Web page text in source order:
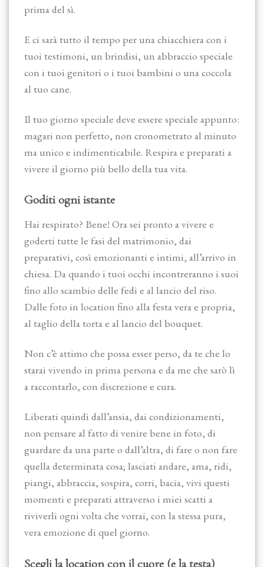
prima del sì.
E ci sarà tutto il tempo per una chiacchiera con i
tuoi testimoni, un brindisi, un abbraccio speciale
con i tuoi genitori o i tuoi bambini o una coccola
al tuo cane.
Il tuo giorno speciale deve essere speciale appunto:
magari non perfetto, non cronometrato al minuto
ma unico e indimenticabile. Respira e preparati a
vivere il giorno più bello della tua vita.
Goditi ogni istante
Hai respirato? Bene! Ora sei pronto a vivere e
goderti tutte le fasi del matrimonio, dai
preparativi, così emozionanti e intimi, all’arrivo in
chiesa. Da quando i tuoi occhi incontreranno i suoi
fino allo scambio delle fedi e al lancio del riso.
Dalle foto in location fino alla festa vera e propria,
al taglio della torta e al lancio del bouquet.
Non c’è attimo che possa esser perso, da te che lo
starai vivendo in prima persona e da me che sarò lì
a raccontarlo, con discrezione e cura.
Liberati quindi dall’ansia, dai condizionamenti,
non pensare al fatto di venire bene in foto, di
guardare da una parte o dall’altra, di fare o non fare
quella determinata cosa; lasciati andare, ama, ridi,
piangi, abbraccia, sospira, corri, bacia, vivi questi
momenti e preparati attraverso i miei scatti a
riviverli ogni volta che vorrai, con la stessa pura,
vera emozione di quel giorno.
Scegli la location con il cuore (e la testa)